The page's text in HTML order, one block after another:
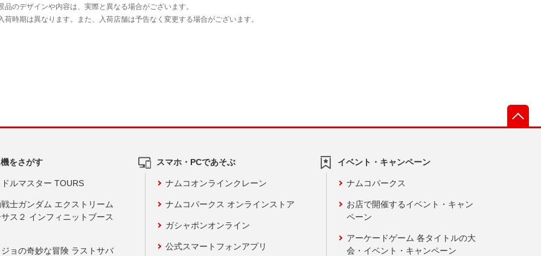
をさがす
ルマスター TOURS
士ガンダム エクストリーム
ス２ インフィニットブース
ョの奇妙な冒険 ラストサバ
スマホ・PCであそぶ
ナムコオンラインクレーン
ナムコパークス オンラインストア
ガシャポンオンライン
公式スマートフォンアプリ
イベント・キャンペーン
ナムコパークス
お店で開催するイベント・キャン
ペーン
アーケードゲーム 各タイトルの大
会・イベント・キャンペーン